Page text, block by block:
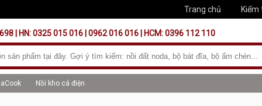
Trang chủ
| HN: 0325 015 016 | 0962 016 016 | HCM: 0396 112 110
Nồi kho cá điện